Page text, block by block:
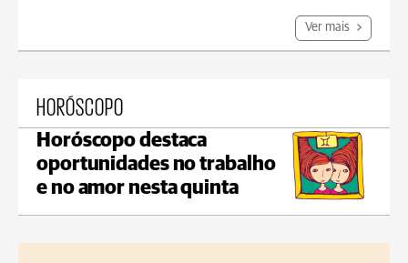
Ver mais
HORÓSCOPO
Horóscopo destaca
oportunidades no trabalho
e no amor nesta quinta